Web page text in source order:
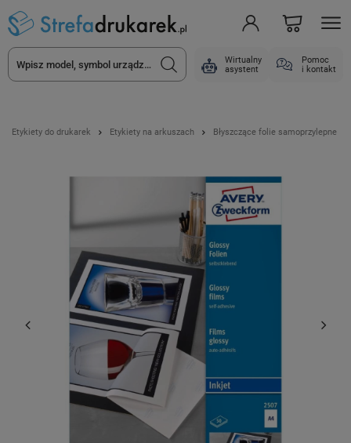
Wirtualny
asystent
Pomoc
i kontakt
Etykiety do drukarek Etykiety na arkuszach Błyszczące folie samoprzylepne